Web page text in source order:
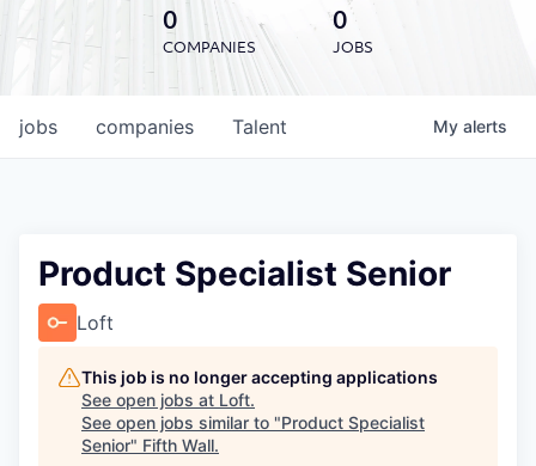
0
COMPANIES
0
JOBS
jobs companies Talent My alerts
Product Specialist Senior
Loft
This job is no longer accepting applications
See open jobs at Loft.
See open jobs similar to "Product Specialist
Senior" Fifth Wall.